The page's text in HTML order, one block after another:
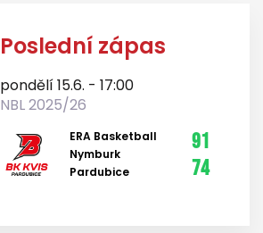
Poslední zápas
pondělí 15.6. - 17:00
NBL 2025/26
ERA Basketball
Nymburk
Pardubice
91
74